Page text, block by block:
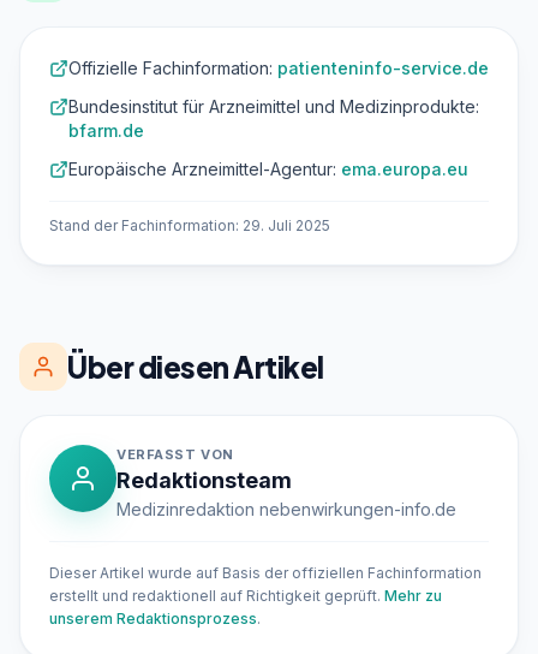
Offizielle Fachinformation: patienteninfo-service.de
Bundesinstitut für Arzneimittel und Medizinprodukte:
bfarm.de
Europäische Arzneimittel-Agentur: ema.europa.eu
Stand der Fachinformation: 29. Juli 2025
Über diesen Artikel
VERFASST VON
Redaktionsteam
Medizinredaktion nebenwirkungen-info.de
Dieser Artikel wurde auf Basis der offiziellen Fachinformation
erstellt und redaktionell auf Richtigkeit geprüft. Mehr zu
unserem Redaktionsprozess.